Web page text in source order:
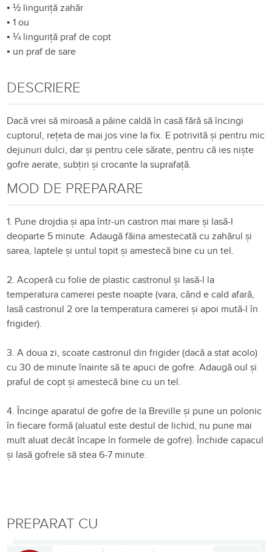
•½ linguriță zahăr
•1 ou
•¼ linguriță praf de copt
• un praf de sare
DESCRIERE
Dacă vrei să miroasă a pâine caldă în casă fără să încingi
cuptorul, rețeta de mai jos vine la fix. E potrivită și pentru mic
dejunuri dulci, dar și pentru cele sărate, pentru că ies niște
gofre aerate, subțiri și crocante la suprafață.
MOD DE PREPARARE
1. Pune drojdia și apa într-un castron mai mare și lasă-l
deoparte 5 minute. Adaugă făina amestecată cu zahărul și
sarea, laptele și untul topit și amestecă bine cu un tel.
2. Acoperă cu folie de plastic castronul și lasă-l la
temperatura camerei peste noapte (vara, când e cald afară,
lasă castronul 2 ore la temperatura camerei și apoi mută-l în
frigider).
3. A doua zi, scoate castronul din frigider (dacă a stat acolo)
cu 30 de minute înainte să te apuci de gofre. Adaugă oul și
praful de copt și amestecă bine cu un tel.
4. Încinge aparatul de gofre de la Breville și pune un polonic
în fiecare formă (aluatul este destul de lichid, nu pune mai
mult aluat decât încape în formele de gofre). Închide capacul
și lasă gofrele să stea 6-7 minute.
PREPARAT CU